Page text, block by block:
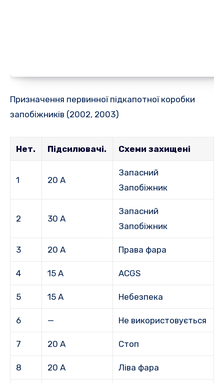
Призначення первинної підкапотної коробки
запобіжників (2002, 2003)
Нет. Підсилювачі. Схеми захищені
1 20 А
Запасний
Запобіжник
2 30 А
Запасний
Запобіжник
3 20 А Права фара
4 15 А ACGS
5 15 А Небезпека
6 — Не використовується
7 20 А Стоп
8 20 А Ліва фара